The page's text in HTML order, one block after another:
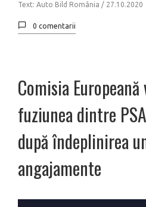
Text: Auto Bild România / 27.10.2020
0 comentarii
Comisia
fuziunea dintre
după îndeplinirea
angajamente